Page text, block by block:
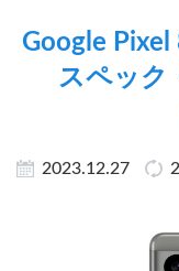
Google Pixel
スペック
2023.12.27